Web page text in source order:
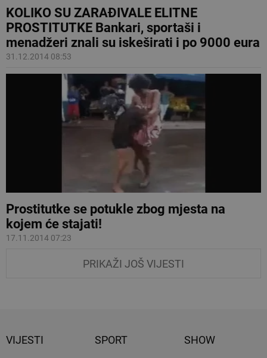
KOLIKO SU ZARAĐIVALE ELITNE
PROSTITUTKE Bankari, sportaši i
menadžeri znali su iskeširati i po 9000 eura
31.12.2014 08:53
Prostitutke se potukle zbog mjesta na
kojem će stajati!
17.11.2014 07:23
PRIKAŽI JOŠ VIJESTI
VIJESTI SPORT SHOW